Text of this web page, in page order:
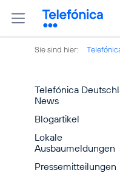
Sie sind hier:
Telefónica
News
Blogartikel
Lokale
Ausbaumeldungen
Pressemitteilungen